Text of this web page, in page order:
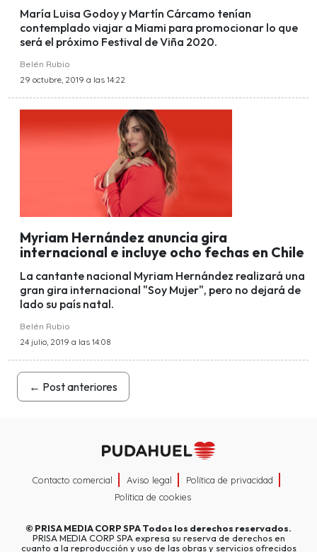
María Luisa Godoy y Martín Cárcamo tenían
contemplado viajar a Miami para promocionar lo que
será el próximo Festival de Viña 2020.
Belén Rubio
29 octubre, 2019 a las 14:22
Myriam Hernández anuncia gira
internacional e incluye ocho fechas en Chile
La cantante nacional Myriam Hernández realizará una
gran gira internacional "Soy Mujer", pero no dejará de
lado su país natal.
Belén Rubio
24 julio, 2019 a las 14:08
← Post anteriores
Contacto comercial Aviso legal
Política de privacidad
Política de cookies
© PRISA MEDIA CORP SPATodos los derechos reservados.
PRISA MEDIA CORP SPA expresa su reserva de derechos en
cuanto a la reproducción y uso de las obras y servicios ofrecidos